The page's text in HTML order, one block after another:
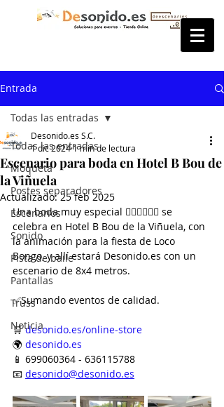
Entrada
Todas las entradas
Moqueta
Postes separadores
Escenarios
Sonido
Pista de baile
Pantallas
Truss
Noticia
Todas las entradas
Escenario para boda en Hotel B Bou de
la Viñuela
Desonido.es S.C.
1 dic 20241 min de lectura
Actualizado:25 feb 2025
Una boda muy especial 🤵🏼‍♂️🤵🏻‍♂️ se
celebra en Hotel B Bou de la Viñuela, con
la animación para la fiesta de Loco
Bongo, y allí estará Desonido.es con un
escenario de 8x4 metros.
✅Sumando eventos de calidad.
🛒 desonido.es/online-store
🌍 desonido.es
📱 699060364 - 636115788
📧 desonido@desonido.es